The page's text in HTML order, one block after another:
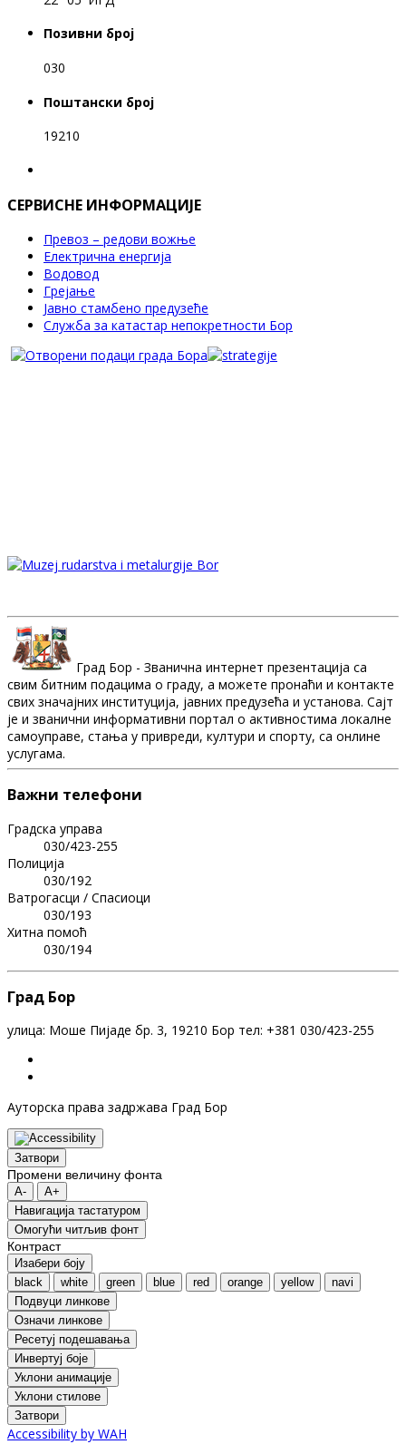
Позивни број
030
Поштански број
19210
СЕРВИСНЕ ИНФОРМАЦИЈЕ
Превоз – редови вожње
Електрична енергија
Водовод
Грејање
Јавно стамбено предузеће
Служба за катастар непокретности Бор
Град Бор - Званична интернет презентација са
свим битним подацима о граду, а можете пронаћи и контакте
свих значајних институција, јавних предузећа и установа. Сајт
је и званични информативни портал о активностима локалне
самоуправе, стања у привреди, култури и спорту, са онлине
услугама.
Важни телефони
Градска управа
030/423-255
Полиција
030/192
Ватрогасци / Спасиоци
030/193
Хитна помоћ
030/194
Град Бор
улица: Моше Пијаде бр. 3, 19210 Бор тел: +381 030/423-255
Ауторска права задржава Град Бор
Затвори
Промени величину фонта
A-
A+
Навигација тастатуром
Oмогући читљив фонт
Контраст
Изабери боју
black
white green blue red orange yellow
navi
Подвуци линкове
Означи линкове
Ресетуј подешавања
Инвертуј боје
Уклони анимације
Уклони стилове
Затвори
Accessibility by WAH